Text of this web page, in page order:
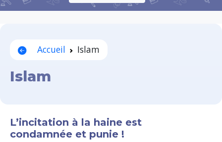
Accueil Islam
Islam
L’incitation à la haine est
condamnée et punie !